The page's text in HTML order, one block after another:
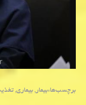
برچسب‌ها:بیمار,بیماری,تغذیه